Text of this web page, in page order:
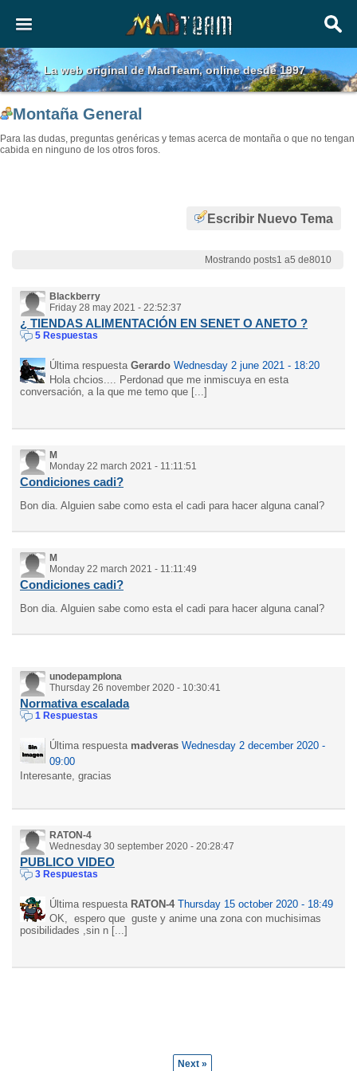
La web original de MadTeam, online desde 1997
Montaña General
Para las dudas, preguntas genéricas y temas acerca de montaña o que no tengan
cabida en ninguno de los otros foros.
Escribir Nuevo Tema
Mostrando posts1 a5 de8010
Blackberry
Friday 28 may 2021 - 22:52:37
¿ TIENDAS ALIMENTACIÓN EN SENET O ANETO ?
5 Respuestas
Última respuesta Gerardo Wednesday 2 june 2021 - 18:20
Hola chcios.... Perdonad que me inmiscuya en esta
conversación, a la que me temo que [...]
M
Monday 22 march 2021 - 11:11:51
Condiciones cadi?
Bon dia. Alguien sabe como esta el cadi para hacer alguna canal?
M
Monday 22 march 2021 - 11:11:49
Condiciones cadi?
Bon dia. Alguien sabe como esta el cadi para hacer alguna canal?
unodepamplona
Thursday 26 november 2020 - 10:30:41
Normativa escalada
1 Respuestas
Última respuesta madveras Wednesday 2 december 2020 -
09:00
Interesante, gracias
RATON-4
Wednesday 30 september 2020 - 20:28:47
PUBLICO VIDEO
3 Respuestas
Última respuesta RATON-4 Thursday 15 october 2020 - 18:49
OK, espero que guste y anime una zona con muchisimas
posibilidades ,sin n [...]
Next »